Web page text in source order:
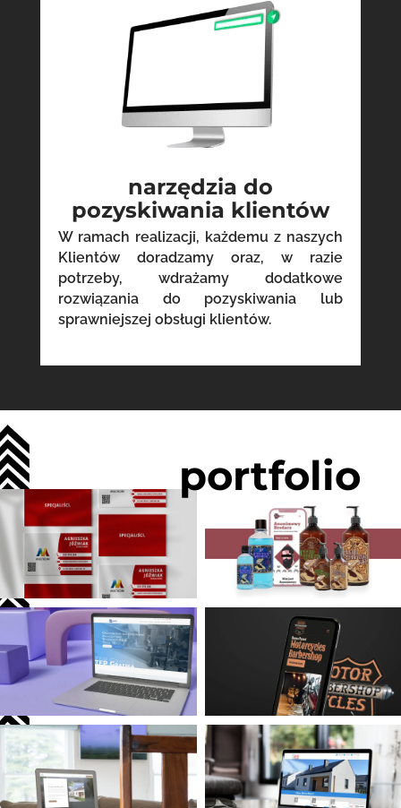
narzędzia do
pozyskiwania klientów
W ramach realizacji, każdemu z naszych
Klientów doradzamy oraz, w razie
potrzeby, wdrażamy dodatkowe
rozwiązania do pozyskiwania lub
sprawniejszej obsługi klientów.
portfolio